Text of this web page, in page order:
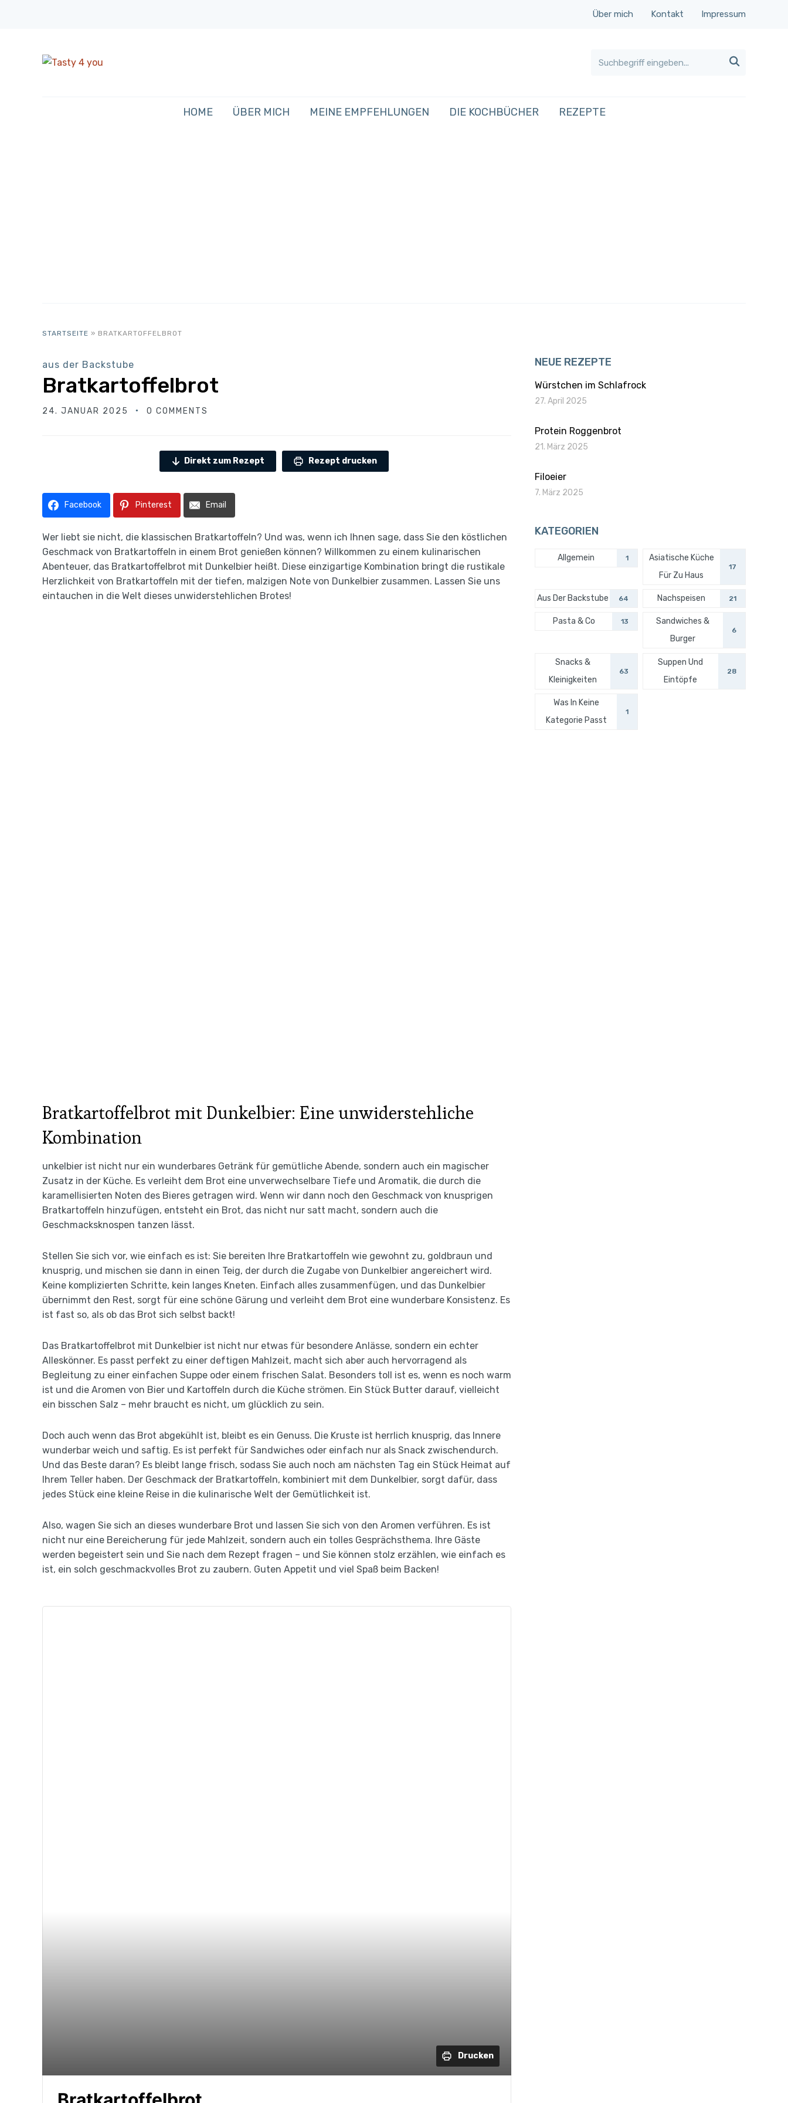
Über mich Kontakt Impressum

HOME ÜBER MICH MEINE EMPFEHLUNGEN DIE KOCHBÜCHER REZEPTE
STARTSEITE » BRATKARTOFFELBROT
aus der Backstube
Bratkartoffelbrot
24. JANUAR 2025 0 COMMENTS
Direkt zum Rezept Rezept drucken
Facebook Pinterest Email
Wer liebt sie nicht, die klassischen Bratkartoffeln? Und was, wenn ich Ihnen sage, dass Sie den köstlichen
Geschmack von Bratkartoffeln in einem Brot genießen können? Willkommen zu einem kulinarischen
Abenteuer, das Bratkartoffelbrot mit Dunkelbier heißt. Diese einzigartige Kombination bringt die rustikale
Herzlichkeit von Bratkartoffeln mit der tiefen, malzigen Note von Dunkelbier zusammen. Lassen Sie uns
eintauchen in die Welt dieses unwiderstehlichen Brotes!
Bratkartoffelbrot mit Dunkelbier: Eine unwiderstehliche
Kombination
unkelbier ist nicht nur ein wunderbares Getränk für gemütliche Abende, sondern auch ein magischer
Zusatz in der Küche. Es verleiht dem Brot eine unverwechselbare Tiefe und Aromatik, die durch die
karamellisierten Noten des Bieres getragen wird. Wenn wir dann noch den Geschmack von knusprigen
Bratkartoffeln hinzufügen, entsteht ein Brot, das nicht nur satt macht, sondern auch die
Geschmacksknospen tanzen lässt.
Stellen Sie sich vor, wie einfach es ist: Sie bereiten Ihre Bratkartoffeln wie gewohnt zu, goldbraun und
knusprig, und mischen sie dann in einen Teig, der durch die Zugabe von Dunkelbier angereichert wird.
Keine komplizierten Schritte, kein langes Kneten. Einfach alles zusammenfügen, und das Dunkelbier
übernimmt den Rest, sorgt für eine schöne Gärung und verleiht dem Brot eine wunderbare Konsistenz. Es
ist fast so, als ob das Brot sich selbst backt!
Das Bratkartoffelbrot mit Dunkelbier ist nicht nur etwas für besondere Anlässe, sondern ein echter
Alleskönner. Es passt perfekt zu einer deftigen Mahlzeit, macht sich aber auch hervorragend als
Begleitung zu einer einfachen Suppe oder einem frischen Salat. Besonders toll ist es, wenn es noch warm
ist und die Aromen von Bier und Kartoffeln durch die Küche strömen. Ein Stück Butter darauf, vielleicht
ein bisschen Salz – mehr braucht es nicht, um glücklich zu sein.
Doch auch wenn das Brot abgekühlt ist, bleibt es ein Genuss. Die Kruste ist herrlich knusprig, das Innere
wunderbar weich und saftig. Es ist perfekt für Sandwiches oder einfach nur als Snack zwischendurch.
Und das Beste daran? Es bleibt lange frisch, sodass Sie auch noch am nächsten Tag ein Stück Heimat auf
Ihrem Teller haben. Der Geschmack der Bratkartoffeln, kombiniert mit dem Dunkelbier, sorgt dafür, dass
jedes Stück eine kleine Reise in die kulinarische Welt der Gemütlichkeit ist.
Also, wagen Sie sich an dieses wunderbare Brot und lassen Sie sich von den Aromen verführen. Es ist
nicht nur eine Bereicherung für jede Mahlzeit, sondern auch ein tolles Gesprächsthema. Ihre Gäste
werden begeistert sein und Sie nach dem Rezept fragen – und Sie können stolz erzählen, wie einfach es
ist, ein solch geschmackvolles Brot zu zaubern. Guten Appetit und viel Spaß beim Backen!
Drucken
NEUE REZEPTE
Würstchen im Schlafrock
27. April 2025
Protein Roggenbrot
21. März 2025
Filoeier
7. März 2025
KATEGORIEN
Allgemein 1
Asiatische Küche
Für Zu Haus
17
Aus Der Backstube 64 Nachspeisen 21
Pasta & Co 13
Sandwiches &
Burger
6
Snacks &
Kleinigkeiten
63
Suppen Und
Eintöpfe
28
Was In Keine
Kategorie Passt
1